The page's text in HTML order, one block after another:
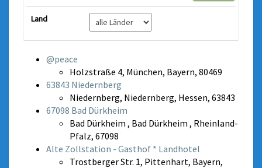
Land
@peace
Holzstraße 4, München, Bayern, 80469
63843 Niedernberg
Niedernberg, Niedernberg, Hessen, 63843
67098 Bad Dürkheim
Bad Dürkheim , Bad Dürkheim , Rheinland-
Pfalz, 67098
Alte Zollstation - Gasthof * Landhotel
Trostberger Str. 1, Pittenhart, Bayern,